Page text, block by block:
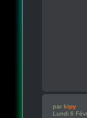
par kipy
Lundi 6